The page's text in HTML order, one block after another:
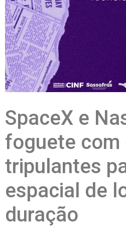
SpaceX e
foguete com
tripulantes
espacial de
duração